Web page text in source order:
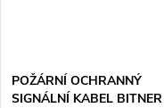
POŽÁRNÍ OCHRANNÝ
SIGNÁLNÍ KABEL BITNER